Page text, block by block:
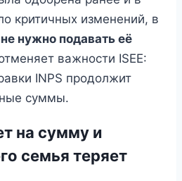
критичных изменений, в
не нужно подавать её
важности ISEE:
INPS продолжит
суммы.
на сумму и
семья теряет